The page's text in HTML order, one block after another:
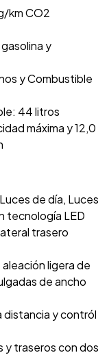
km CO2
y
y Combustible
44 litros
máxima y 12,0
de día, Luces
tecnología LED
trasero
ligera de
de ancho
distancia y contról
y traseros con dos